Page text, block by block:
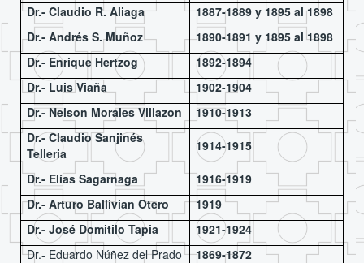
Dr.- Claudio R. Aliaga
1887-1889 y 1895 al 1898
Dr.- Andrés S. Muñoz
1890-1891 y 1895 al 1898
Dr.- Enrique Hertzog
1892-1894
Dr.- Luis Viaña
1902-1904
Dr.- Nelson Morales Villazon
1910-1913
Dr.- Claudio Sanjinés
Telleria
1914-1915
Dr.- Elías Sagarnaga
1916-1919
Dr.- Arturo Ballivian Otero
1919
Dr.- José Domitilo Tapia
1921-1924
Dr.- Eduardo Núñez del Prado
1869-1872